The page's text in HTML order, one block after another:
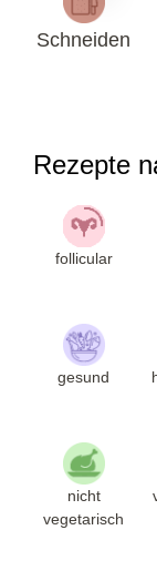
Schneiden
Rezepte
follicular
gesund
nicht
vegetarisch